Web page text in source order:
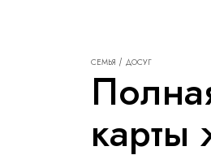
СЕМЬЯ ДОСУГ
карты